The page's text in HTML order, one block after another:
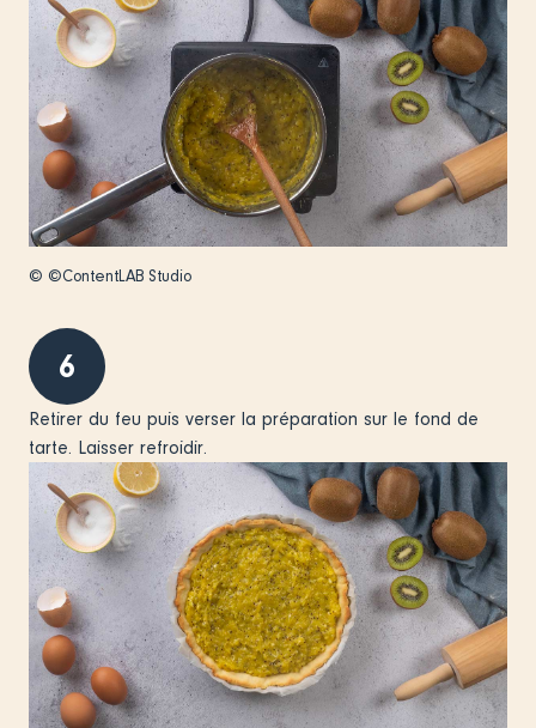
© ©ContentLAB Studio
6
Retirer du feu puis verser la préparation sur le fond de
tarte. Laisser refroidir.